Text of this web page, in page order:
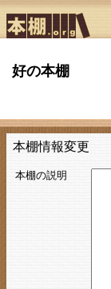
好の本棚
本棚情報変更
本棚の説明